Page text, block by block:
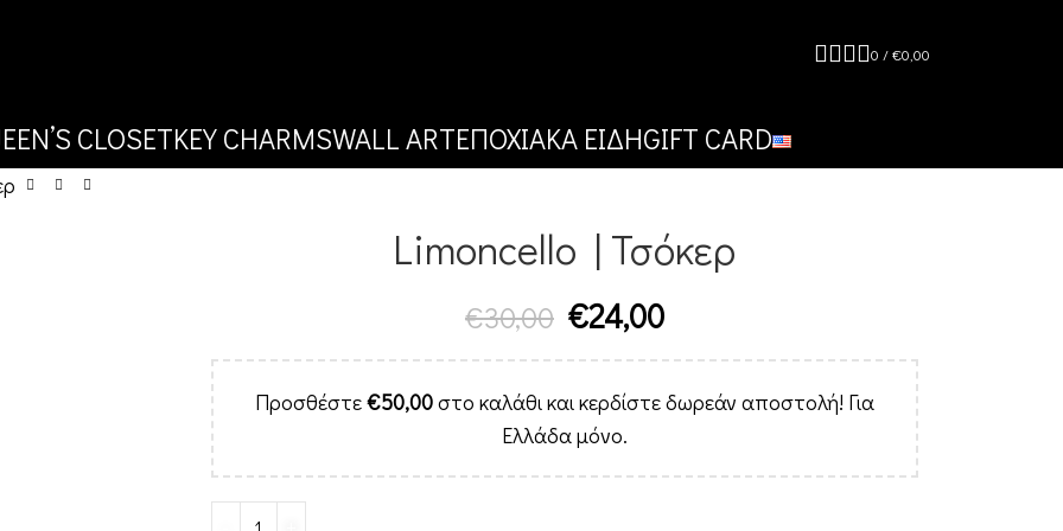
0 /€0,00
CLOSETKEY CHARMSWALL ARTΕΠΟΧΙΑΚΑ ΕΙΔΗGIFT CARD
Limoncello | Τσόκερ
€30,00 €24,00
Προσθέστε€50,00στο καλάθι και κερδίστε δωρεάν αποστολή! Για
Ελλάδα μόνο.